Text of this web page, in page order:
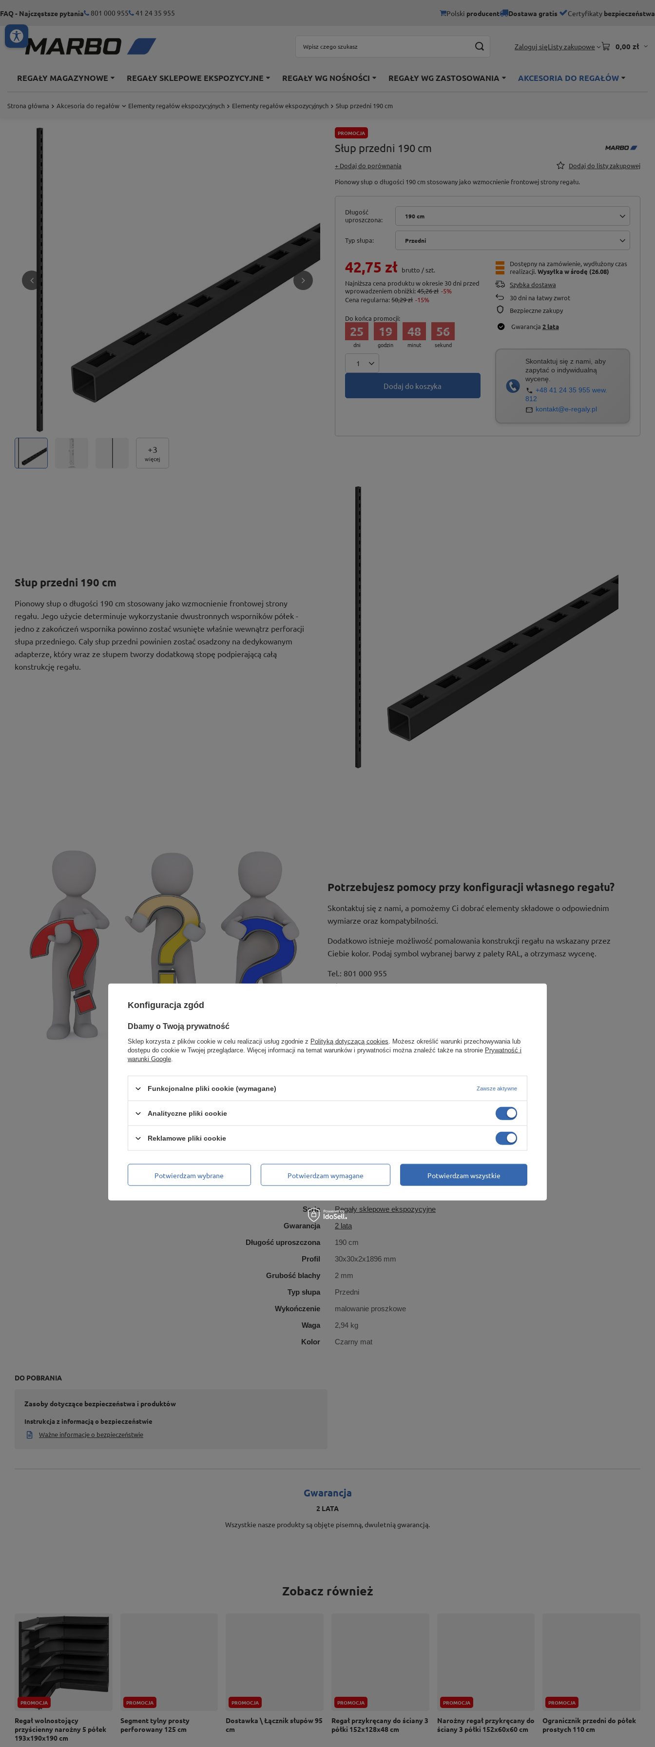
FAQ - Najczęstsze pytania 801 000 955 41 24 35 955 Polski producent Dostawa gratis Certyfikaty bezpieczeństwa
Zaloguj sięListy zakupowe 0,00 zł
REGAŁY MAGAZYNOWE REGAŁY SKLEPOWE EKSPOZYCYJNE REGAŁY WG NOŚNOŚCI REGAŁY WG ZASTOSOWANIA AKCESORIA DO REGAŁÓW
Strona główna Akcesoria do regałów Elementy regałów ekspozycyjnych Elementy regałów ekspozycyjnych Słup przedni 190 cm
+3
więcej
PROMOCJA
Słup przedni 190 cm
+ Dodaj do porównania
Dodaj do listy zakupowej
Pionowy słup o długości 190 cm stosowany jako wzmocnienie frontowej strony regału.
Długość
uproszczona
190 cm
Typ słupa Przedni
42,75 zł brutto /szt.
Najniższa cena produktu w okresie 30 dni przed
wprowadzeniem obniżki:45,26 zł -5%
Cena regularna:50,29 zł -15%
Do końca promocji:
dni
25
godzin
19
minut
48
sekund
55
Dodaj do koszyka
Dostępny na zamówienie, wydłużony czas
realizacji Wysyłkaw środę (26.08)
Szybka dostawa
30dni na łatwy zwrot
Bezpieczne zakupy
Gwarancja 2 lata
Skontaktuj się z nami, aby
zapytać o indywidualną
wycenę.
+48 41 24 35 955 wew.
812
kontakt@e-regaly.pl
Słup przedni 190 cm
Pionowy słup o długości 190 cm stosowany jako wzmocnienie frontowej strony
regału. Jego użycie determinuje wykorzystanie dwustronnych wsporników półek -
jedno z zakończeń wspornika powinno zostać wsunięte właśnie wewnątrz perforacji
słupa przedniego. Caly słup przedni powinien zostać osadzony na dedykowanym
adapterze, który wraz ze słupem tworzy dodatkową stopę podpierającą całą
konstrukcję regału.
Potrzebujesz pomocy przy konfiguracji własnego regału?
Skontaktuj się z nami, a pomożemy Ci dobrać elementy składowe o odpowiednim
wymiarze oraz kompatybilności.
Dodatkowo istnieje możliwość pomalowania konstrukcji regału na wskazany przez
Ciebie kolor. Podaj symbol wybranej barwy z palety RAL, a otrzymasz wycenę.
Tel.: 801 000 955
Tel.:41 24 35 955 wew. 812
Podmiot odpowiedzialny za ten produkt na terenie UE
MARBO Ulikowski Spółka Komandytowa Więcej
Seria
Regały sklepowe ekspozycyjne
Gwarancja
2 lata
Długość uproszczona
190 cm
Profil
30x30x2x1896 mm
Grubość blachy
2 mm
Typ słupa
Przedni
Wykończenie
malowanie proszkowe
Waga
2,94 kg
Kolor
Czarny mat
DO POBRANIA
Zasoby dotyczące bezpieczeństwa i produktów
Instrukcja z informacją o bezpieczeństwie
Ważne informacje o bezpieczeństwie
Gwarancja
2 LATA
Wszystkie nasze produkty są objęte pisemną, dwuletnią gwarancją.
Zobacz również
PROMOCJA
Regał wolnostojący
przyścienny narożny 5 półek
193x190x190 cm
PROMOCJA
Segment tylny prosty
perforowany 125 cm
PROMOCJA
Dostawka \ Łącznik słupów 95
cm
PROMOCJA
Regał przykręcany do ściany 3
półki 152x128x48 cm
PROMOCJA
Narożny regał przykręcany do
ściany 3 półki 152x60x60 cm
PROMOCJA
Ogranicznik przedni do półek
prostych 110 cm
Konfiguracja zgód
Dbamy o Twoją prywatność
Sklep korzysta z plików cookie w celu realizacji usług zgodnie z Polityką dotyczącą cookies . Możesz określić warunki przechowywania lub
dostępu do cookie w Twojej przeglądarce. Więcej informacji na temat warunków i prywatności można znaleźć także na stronie Prywatność i
warunki Google
Funkcjonalne pliki cookie (wymagane) Zawsze aktywne
Analityczne pliki cookie
Reklamowe pliki cookie
Potwierdzam wybrane Potwierdzam wymagane Potwierdzam wszystkie